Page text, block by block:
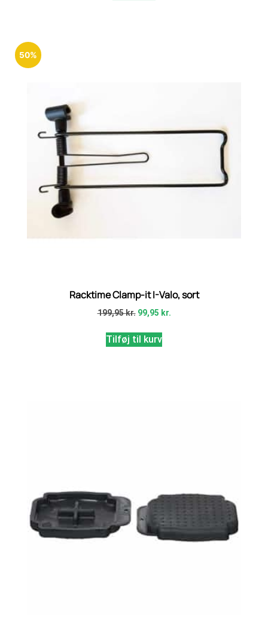
50%
Racktime Clamp-it I-Valo, sort
199,95kr. 99,95 kr.
Tilføj til kurv